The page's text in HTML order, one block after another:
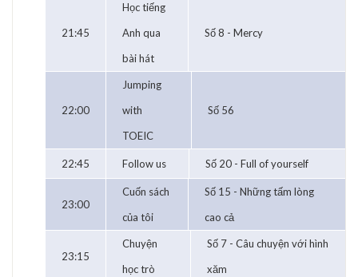
21:45
Học tiếng
Anh qua
bài hát
Số 8 - Mercy
22:00
Jumping
with
TOEIC
Số 56
22:45 Follow us Số 20 - Full of yourself
23:00
Cuốn sách
của tôi
Số 15 - Những tấm lòng
cao cả
23:15
Chuyện
học trò
Số 7 - Câu chuyện với hình
xăm